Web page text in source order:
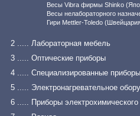
Весы Vibra фирмы Shinko
Весы нелабораторного
Гири Mettler-Toledo
2 ..... Лабораторная мебель
3 ..... Оптические приборы
4 ..... Специализированные приборы
5 ..... Электронагревательное
6 ..... Приборы электрохимического